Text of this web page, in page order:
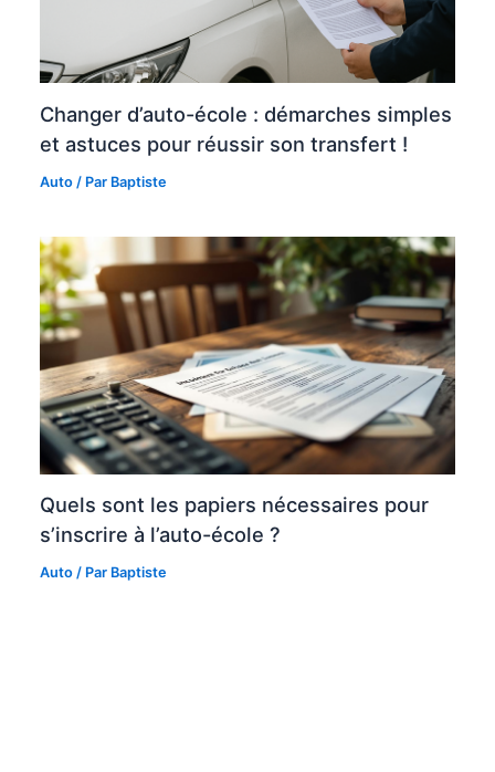
Changer d’auto-école : démarches simples
et astuces pour réussir son transfert !
Auto / Par Baptiste
Quels sont les papiers nécessaires pour
s’inscrire à l’auto-école ?
Auto / Par Baptiste